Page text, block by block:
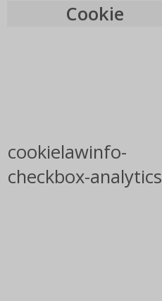
Cookie
cookielawinfo-
checkbox-analytics